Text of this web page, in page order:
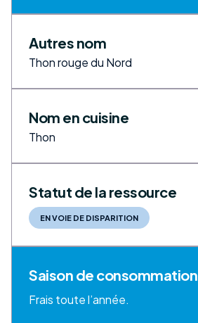
Autres nom
Thon rouge du Nord
Nom en cuisine
Thon
Statut de la ressource
EN VOIE DE DISPARITION
Saison de consommation
Frais toute l’année.